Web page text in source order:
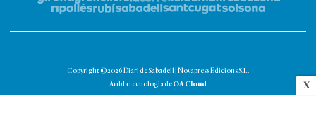
X
Copyright © 2026 Diari de Sabadell | Novapress Edicions S.L.
Amb la tecnologia de OA Cloud